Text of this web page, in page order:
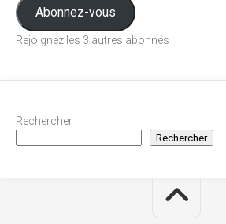
Abonnez-vous
Rejoignez les 3 autres abonnés
Rechercher
Rechercher